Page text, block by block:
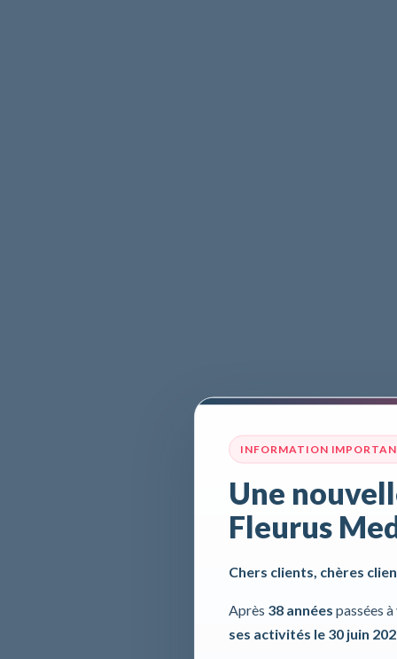
INFORMATION
Une
Fleurus
Chers clients, chères
Après 38 années passées
ses activités le 30 juin